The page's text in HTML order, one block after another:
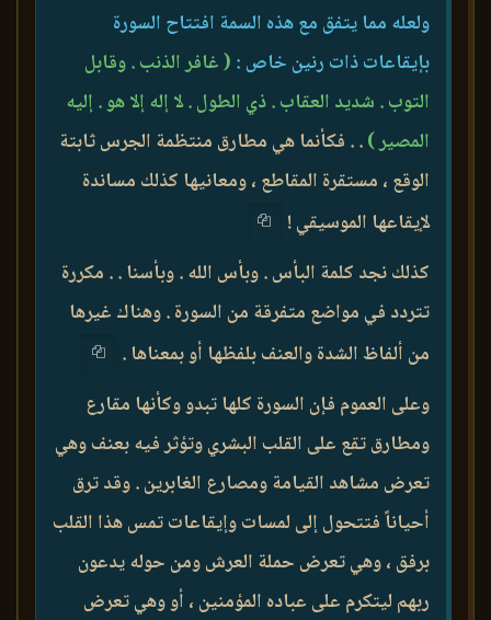
ولعله مما يتفق مع هذه السمة افتتاح السورة
بإيقاعات ذات رنين خاص : ( غافر الذنب . وقابل
التوب . شديد العقاب . ذي الطول . لا إله إلا هو . إليه
المصير ). . فكأنما هي مطارق منتظمة الجرس ثابتة
الوقع ، مستقرة المقاطع ، ومعانيها كذلك مساندة
لإيقاعها الموسيقي !
كذلك نجد كلمة البأس . وبأس الله . وبأسنا . . مكررة
تتردد في مواضع متفرقة من السورة . وهناك غيرها
من ألفاظ الشدة والعنف بلفظها أو بمعناها .
وعلى العموم فإن السورة كلها تبدو وكأنها مقارع
ومطارق تقع على القلب البشري وتؤثر فيه بعنف وهي
تعرض مشاهد القيامة ومصارع الغابرين . وقد ترق
أحياناً فتتحول إلى لمسات وإيقاعات تمس هذا القلب
برفق ، وهي تعرض حملة العرش ومن حوله يدعون
ربهم ليتكرم على عباده المؤمنين ، أو وهي تعرض